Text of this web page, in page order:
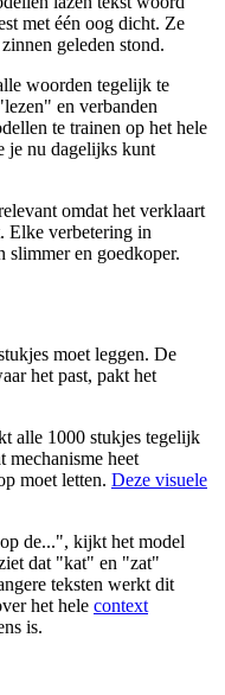
met één oog dicht. Ze
geleden stond.
woorden tegelijk te
en verbanden
te trainen op het hele
je nu dagelijks kunt
omdat het verklaart
Elke verbetering in
slimmer en goedkoper.
moet leggen. De
het past, pakt het
alle 1000 stukjes tegelijk
heet
moet letten. Deze visuele
de...", kijkt het model
dat "kat" en "zat"
teksten werkt dit
het hele context
is.